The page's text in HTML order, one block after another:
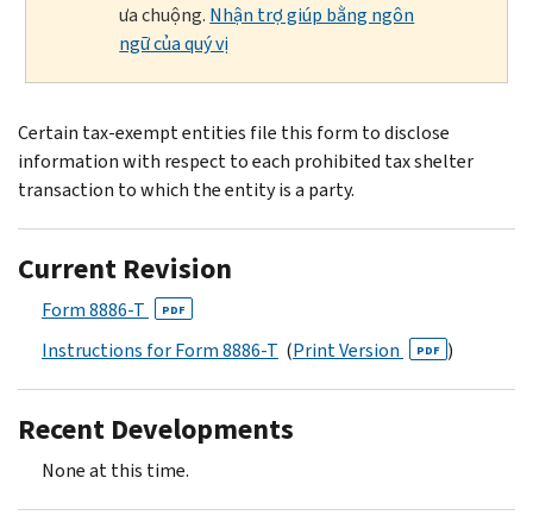
ưa chuộng. Nhận trợ giúp bằng ngôn
ngữ của quý vị
Certain tax-exempt entities file this form to disclose
information with respect to each prohibited tax shelter
transaction to which the entity is a party.
Current Revision
Form 8886-T PDF
Instructions for Form 8886-T (Print Version PDF )
Recent Developments
None at this time.